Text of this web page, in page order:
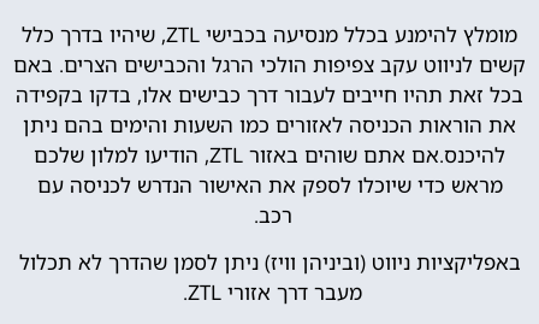
מומלץ להימנע בכלל מנסיעה בכבישי ZTL, שיהיו בדרך כלל
קשים לניווט עקב צפיפות הולכי הרגל והכבישים הצרים. באם
בכל זאת תהיו חייבים לעבור דרך כבישים אלו, בדקו בקפידה
את הוראות הכניסה לאזורים כמו השעות והימים בהם ניתן
להיכנס.אם אתם שוהים באזור ZTL, הודיעו למלון שלכם
מראש כדי שיוכלו לספק את האישור הנדרש לכניסה עם
רכב.
באפליקציות ניווט (וביניהן וויז) ניתן לסמן שהדרך לא תכלול
מעבר דרך אזורי ZTL.